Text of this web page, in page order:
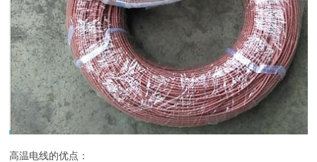
高温电线的优点：